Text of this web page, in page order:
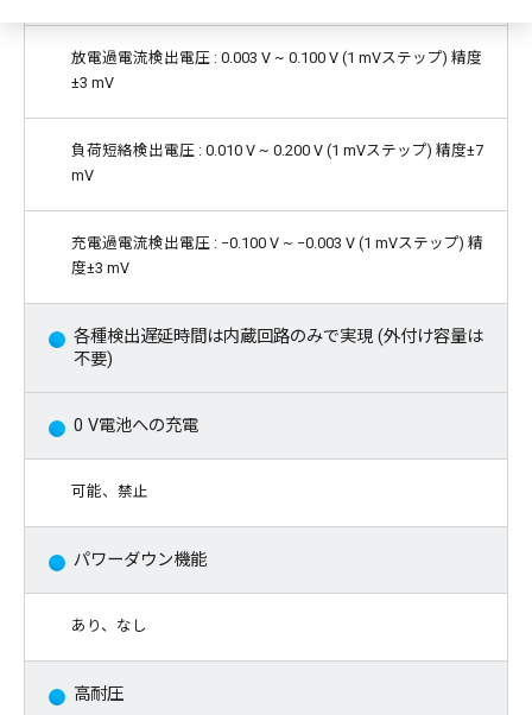
放電過電流検出電圧 : 0.003 V ~ 0.100 V (1 mVステップ) 精度
±3 mV
負荷短絡検出電圧 : 0.010 V ~ 0.200 V (1 mVステップ) 精度±7
mV
充電過電流検出電圧 : −0.100 V ~ −0.003 V (1 mVステップ) 精
度±3 mV
各種検出遅延時間は内蔵回路のみで実現 (外付け容量は
不要)
0 V電池への充電
可能、禁止
パワーダウン機能
あり、なし
高耐圧